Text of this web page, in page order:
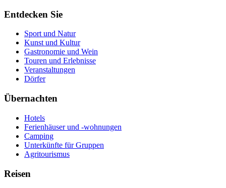
Entdecken Sie
Sport und Natur
Kunst und Kultur
Gastronomie und Wein
Touren und Erlebnisse
Veranstaltungen
Dörfer
Übernachten
Hotels
Ferienhäuser und -wohnungen
Camping
Unterkünfte für Gruppen
Agritourismus
Reisen